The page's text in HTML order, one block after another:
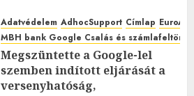
Adatvédelem AdhocSupport Címlap
MBH bank Google Csalás és
Megszüntette a Google-lel
szemben indított eljárását a
versenyhatóság,